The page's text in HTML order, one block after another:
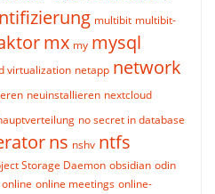
multibit multibit-
mx my mysql
virtualization netapp network
neuinstallieren nextcloud
no secret in database
ns nshv ntfs
Storage Daemon obsidian odin
online online meetings online-